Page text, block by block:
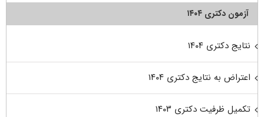
آزمون دکتری ۱۴۰۴
نتایج دکتری ۱۴۰۴
اعتراض به نتایج دکتری ۱۴۰۴
تکمیل ظرفیت دکتری ۱۴۰۳